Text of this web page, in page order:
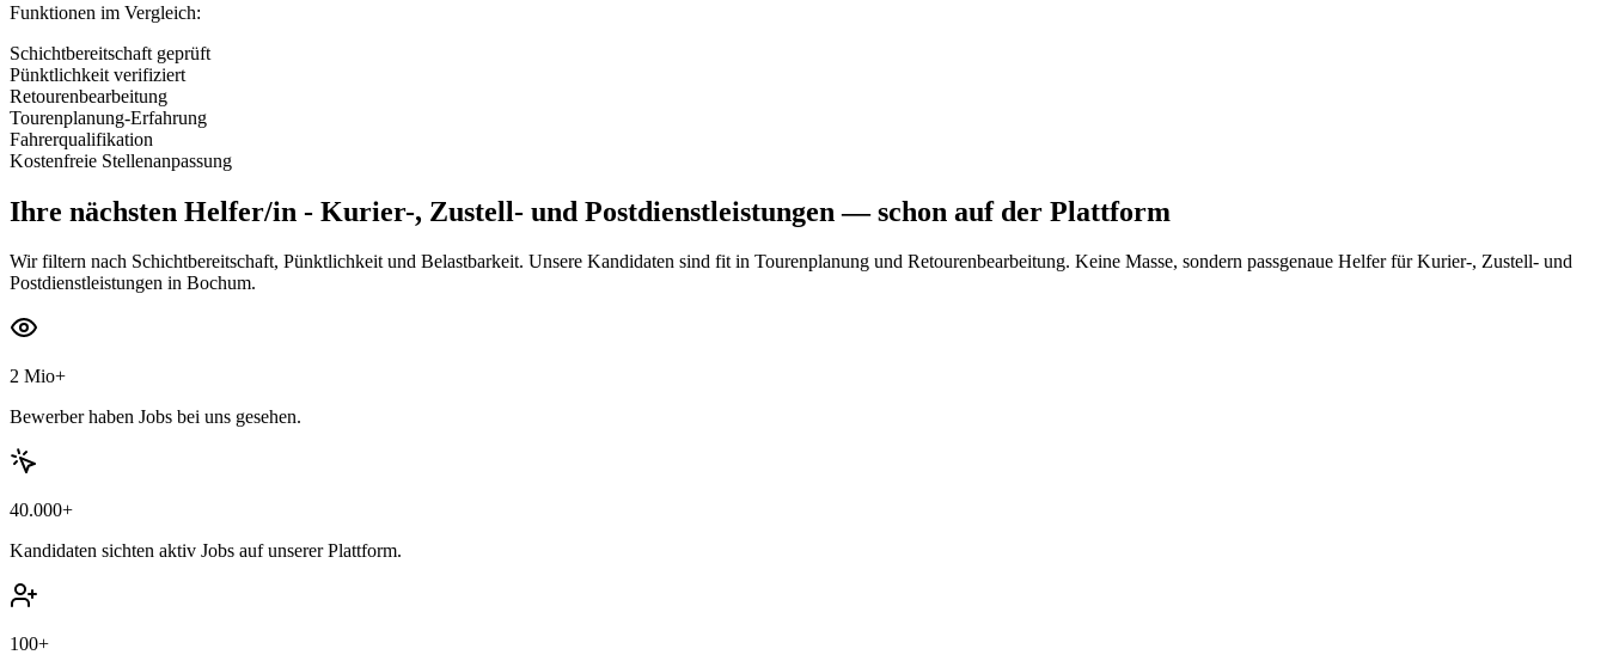
Funktionen im Vergleich:
Schichtbereitschaft geprüft
Pünktlichkeit verifiziert
Retourenbearbeitung
Tourenplanung-Erfahrung
Fahrerqualifikation
Kostenfreie Stellenanpassung
Ihre nächsten Helfer/in - Kurier-, Zustell- und Postdienstleistungen — schon auf der Plattform
Wir filtern nach Schichtbereitschaft, Pünktlichkeit und Belastbarkeit. Unsere Kandidaten sind fit in Tourenplanung und Retourenbearbeitung. Keine Masse, sondern passgenaue Helfer für Kurier-, Zustell- und
Postdienstleistungen in Bochum.
2 Mio+
Bewerber haben Jobs bei uns gesehen.
40.000+
Kandidaten sichten aktiv Jobs auf unserer Plattform.
100+